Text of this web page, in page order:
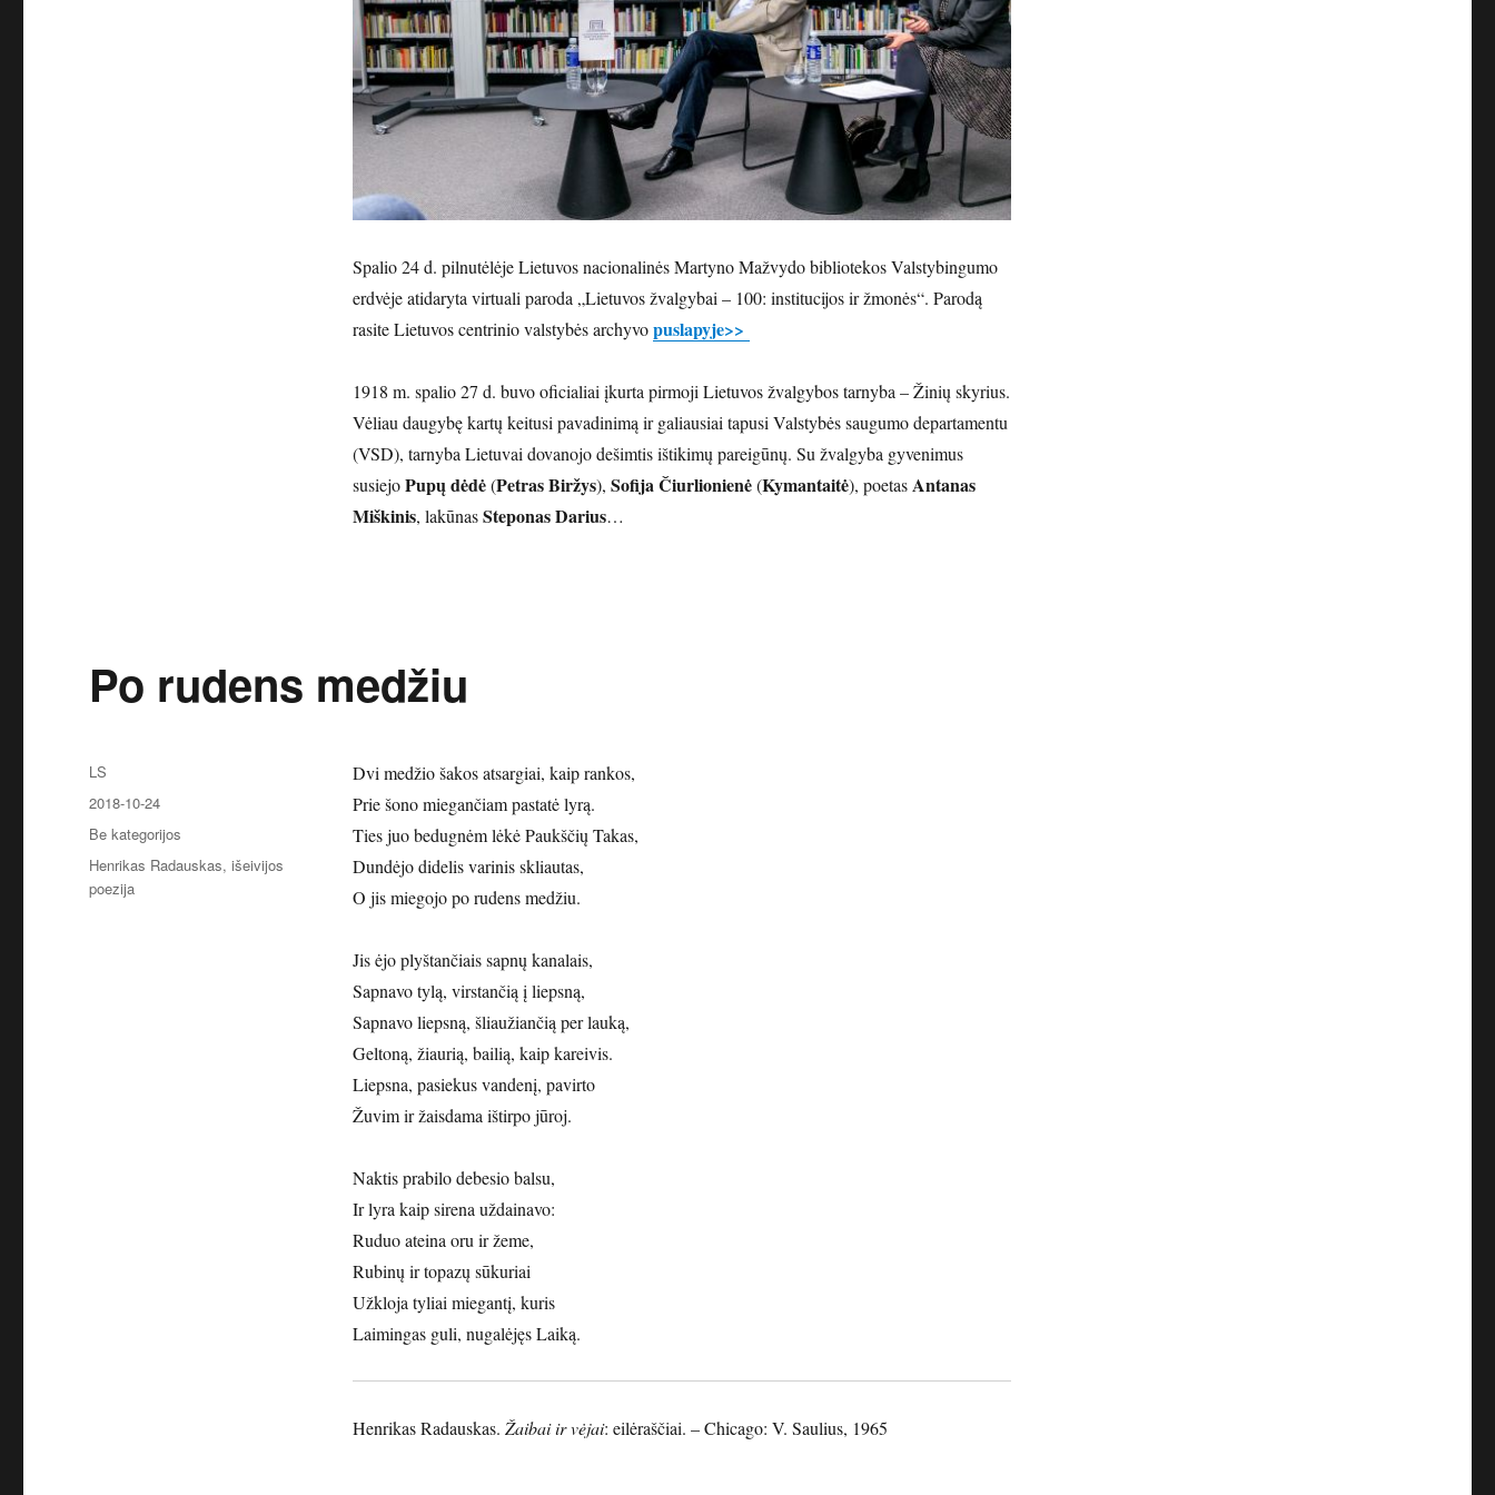
Spalio 24 d. pilnutėlėje Lietuvos nacionalinės Martyno Mažvydo bibliotekos Valstybingumo
erdvėje atidaryta virtuali paroda „Lietuvos žvalgybai – 100: institucijos ir žmonės“. Parodą
rasite Lietuvos centrinio valstybės archyvopuslapyje>>
1918 m. spalio 27 d. buvo oficialiai įkurta pirmoji Lietuvos žvalgybos tarnyba – Žinių skyrius.
Vėliau daugybę kartų keitusi pavadinimą ir galiausiai tapusi Valstybės saugumo departamentu
(VSD), tarnyba Lietuvai dovanojo dešimtis ištikimų pareigūnų. Su žvalgyba gyvenimus
susiejoPupų dėdė(Petras Biržys), Sofija Čiurlionienė(Kymantaitė), poetas Antanas
Miškinis, lakūnasSteponas Darius…
Po rudens medžiu
Dvi medžio šakos atsargiai, kaip rankos,
Prie šono miegančiam pastatė lyrą.
Ties juo bedugnėm lėkė Paukščių Takas,
Dundėjo didelis varinis skliautas,
O jis miegojo po rudens medžiu.
Jis ėjo plyštančiais sapnų kanalais,
Sapnavo tylą, virstančią į liepsną,
Sapnavo liepsną, šliaužiančią per lauką,
Geltoną, žiaurią, bailią, kaip kareivis.
Liepsna, pasiekus vandenį, pavirto
Žuvim ir žaisdama ištirpo jūroj.
Naktis prabilo debesio balsu,
Ir lyra kaip sirena uždainavo:
Ruduo ateina oru ir žeme,
Rubinų ir topazų sūkuriai
Užkloja tyliai miegantį, kuris
Laimingas guli, nugalėjęs Laiką.
Henrikas Radauskas. Žaibai ir vėjai: eilėraščiai. – Chicago: V. Saulius, 1965
Autorius
LS
Paskelbta
2018-10-24
Kategorijos
Be kategorijos
Žymos
Henrikas Radauskas,išeivijos
poezija